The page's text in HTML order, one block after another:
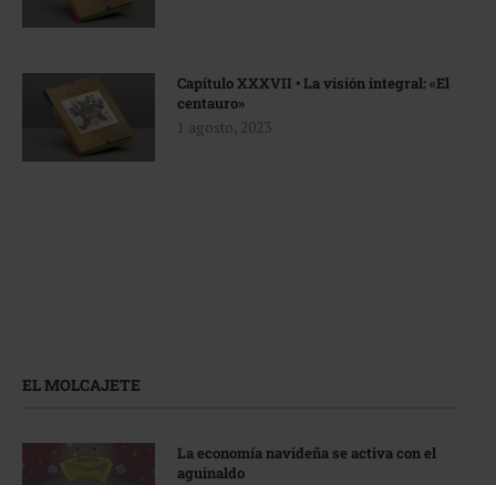
Capítulo XXXVII • La visión integral: «El
centauro»
1 agosto, 2023
EL MOLCAJETE
La economía navideña se activa con el
aguinaldo